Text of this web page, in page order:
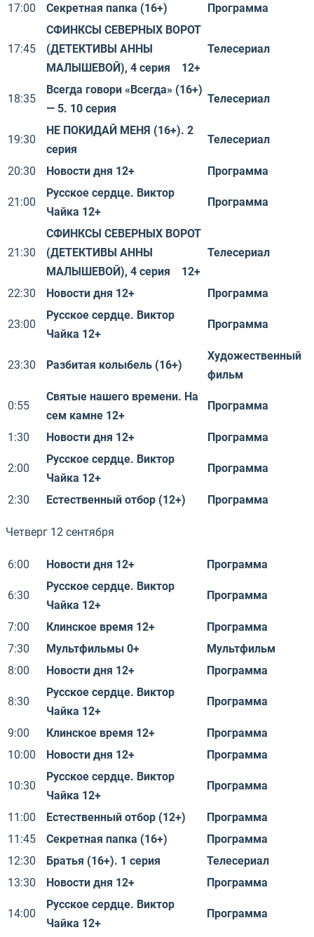
17:00
Секретная папка (16+) Программа
17:45
СФИНКСЫ СЕВЕРНЫХ ВОРОТ
(ДЕТЕКТИВЫ АННЫ
МАЛЫШЕВОЙ), 4 серия 12+
Телесериал
18:35
Всегда говори «Всегда» (16+)
— 5. 10 серия
Телесериал
19:30
НЕ ПОКИДАЙ МЕНЯ (16+). 2
серия
Телесериал
20:30 Новости дня 12+ Программа
21:00
Русское сердце. Виктор
Чайка 12+
Программа
21:30
СФИНКСЫ СЕВЕРНЫХ ВОРОТ
(ДЕТЕКТИВЫ АННЫ
МАЛЫШЕВОЙ), 4 серия 12+
Телесериал
22:30 Новости дня 12+ Программа
23:00
Русское сердце. Виктор
Чайка 12+
Программа
23:30 Разбитая колыбель (16+)
Художественный
фильм
0:55
Святые нашего времени. На
сем камне 12+
Программа
1:30 Новости дня 12+ Программа
2:00
Русское сердце. Виктор
Чайка 12+
Программа
2:30 Естественный отбор (12+) Программа
Четверг 12 сентября
6:00 Новости дня 12+ Программа
6:30
Русское сердце. Виктор
Чайка 12+
Программа
7:00 Клинское время 12+
Программа
7:30
Мультфильмы 0+
Мультфильм
8:00
Новости дня 12+ Программа
8:30
Русское сердце. Виктор
Чайка 12+
Программа
9:00 Клинское время 12+
Программа
10:00
Новости дня 12+ Программа
10:30
Русское сердце. Виктор
Чайка 12+
Программа
11:00 Естественный отбор (12+)
Программа
11:45
Секретная папка (16+)
Программа
12:30
Братья (16+). 1 серия
Телесериал
13:30
Новости дня 12+ Программа
14:00
Русское сердце. Виктор
Чайка 12+
Программа